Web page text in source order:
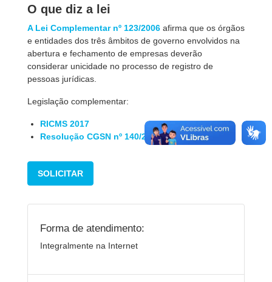
O que diz a lei
A Lei Complementar nº 123/2006 afirma que os órgãos
e entidades dos três âmbitos de governo envolvidos na
abertura e fechamento de empresas deverão
considerar unicidade no processo de registro de
pessoas jurídicas.
Legislação complementar:
RICMS 2017
Resolução CGSN nº 140/2018
SOLICITAR
Forma de atendimento:
Integralmente na Internet